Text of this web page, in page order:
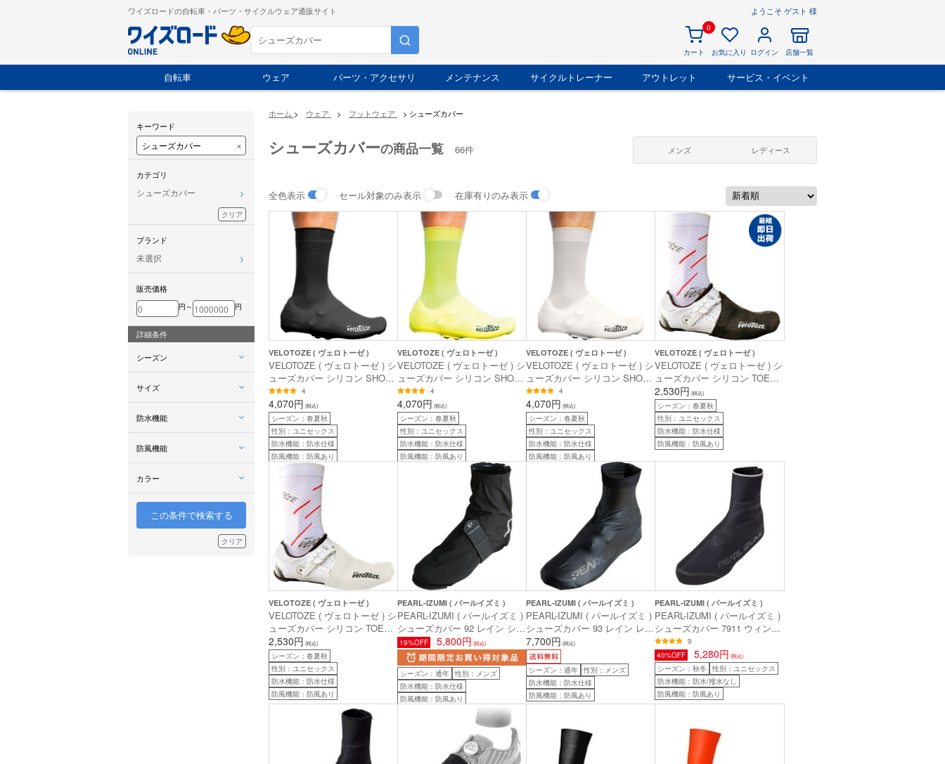
ワイズロードの自転車・パーツ・サイクルウェア通販サイト ようこそ ゲスト 様
0
カート お気に入り ログイン 店舗一覧
自転車 ウェア パーツ・アクセサリ メンテナンス サイクルトレーナー アウトレット サービス・イベント
ホーム > ウェア > フットウェア > シューズカバー
シューズカバーの商品一覧 66件 メンズ レディース
全色表示 セール対象のみ表示 在庫有りのみ表示
VELOTOZE ( ヴェロトーゼ )
VELOTOZE ( ヴェロトーゼ ) シ
ューズカバー シリコン SHOE
COVER ( シリコン シューズカ
バー ) ブラック M (シューサイ
ズ換算目安：25-26.5cm)
4
4,070円 (税込)
シーズン：春夏秋
性別：ユニセックス
防水機能：防水仕様
防風機能：防風あり
VELOTOZE ( ヴェロトーゼ )
VELOTOZE ( ヴェロトーゼ ) シ
ューズカバー シリコン SHOE
COVER ( シリコン シューズカ
バー ) イエロー L (シューサイ
ズ換算目安：26.5-28cm)
4
4,070円 (税込)
シーズン：春夏秋
性別：ユニセックス
防水機能：防水仕様
防風機能：防風あり
VELOTOZE ( ヴェロトーゼ )
VELOTOZE ( ヴェロトーゼ ) シ
ューズカバー シリコン SHOE
COVER ( シリコン シューズカ
バー ) ホワイト L (シューサイ
ズ換算目安：26.5-28cm)
4
4,070円 (税込)
シーズン：春夏秋
性別：ユニセックス
防水機能：防水仕様
防風機能：防風あり
VELOTOZE ( ヴェロトーゼ )
VELOTOZE ( ヴェロトーゼ ) シ
ューズカバー シリコン TOE
COVER ( シリコン トゥーカバ
ー ) ブラック フリーサイズ
2,530円 (税込)
シーズン：春夏秋
性別：ユニセックス
防水機能：防水仕様
防風機能：防風あり
VELOTOZE ( ヴェロトーゼ )
VELOTOZE ( ヴェロトーゼ ) シ
ューズカバー シリコン TOE
COVER ( シリコン トゥーカバ
ー ) ホワイト フリーサイズ
2,530円 (税込)
シーズン：春夏秋
性別：ユニセックス
防水機能：防水仕様
防風機能：防風あり
PEARL-IZUMI ( パールイズミ )
PEARL-IZUMI ( パールイズミ )
シューズカバー 92 レイン シュ
ーズカバー ブラック L ( 26-
27.5cm )
19%OFF 5,800円 (税込)
シーズン：通年 性別：メンズ
防水機能：防水仕様
防風機能：防風あり
PEARL-IZUMI ( パールイズミ )
PEARL-IZUMI ( パールイズミ )
シューズカバー 93 レイン レー
サー シューズカバー ブラック
L-XL ( 26-29.5cm )
7,700円 (税込)
シーズン：通年 性別：メンズ
防水機能：防水仕様
防風機能：防風あり
PEARL-IZUMI ( パールイズミ )
PEARL-IZUMI ( パールイズミ )
シューズカバー 7911 ウィンド
ブレーク ロード シューズカバ
ー ブラック S
9
40%OFF
5,280円 (税込)
シーズン：秋冬 性別：ユニセックス
防水機能：防水/撥水なし
防風機能：防風あり
キーワード
×
カテゴリ
シューズカバー
クリア
ブランド
未選択
販売価格
円～ 円
詳細条件
シーズン
サイズ
防水機能
防風機能
カラー
この条件で検索する
クリア